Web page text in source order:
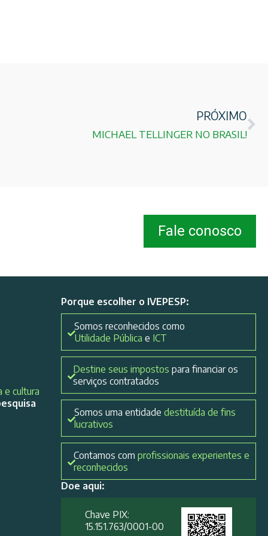
PRÓXIMO
MICHAEL TELLINGER NO BRASIL!
Fale conosco
e cultura
Porque escolher o IVEPESP:
Somos reconhecidos como
Utilidade Pública e ICT
Destine seus impostos para financiar os
serviços contratados
Somos uma entidadedestituída de fins
lucrativos
Contamos com profissionais experientes e
reconhecidos
Doe aqui:
Chave PIX:
15.151.763/0001-00​